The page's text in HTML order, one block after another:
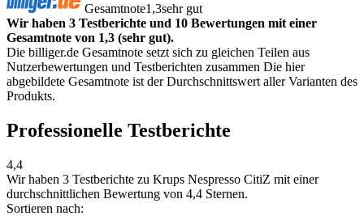
Gesamtnote1,3sehr gut
Wir haben 3 Testberichte und 10 Bewertungen mit einer
Gesamtnote von 1,3 (sehr gut).
Die billiger.de Gesamtnote setzt sich zu gleichen Teilen aus
Nutzerbewertungen und Testberichten zusammen Die hier
abgebildete Gesamtnote ist der Durchschnittswert aller Varianten des
Produkts.
Professionelle Testberichte
4,4
Wir haben 3 Testberichte zu Krups Nespresso CitiZ mit einer
durchschnittlichen Bewertung von 4,4 Sternen.
Sortieren nach: